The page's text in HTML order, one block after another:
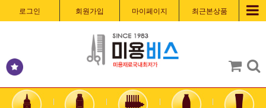
로그인 회원가입 마이페이지 최근본상품